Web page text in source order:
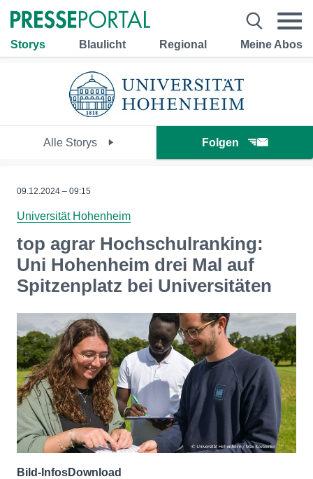
Storys Blaulicht Regional Meine Abos
Alle Storys Folgen
09.12.2024 – 09:15
Universität Hohenheim
top agrar Hochschulranking:
Uni Hohenheim drei Mal auf
Spitzenplatz bei Universitäten
Bild-InfosDownload